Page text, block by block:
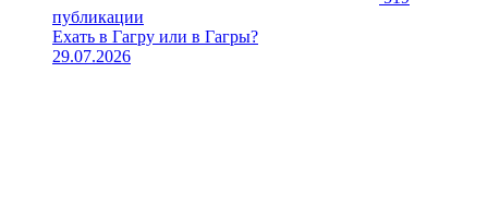
публикации
Ехать в Гагру или в Гагры?
29.07.2026